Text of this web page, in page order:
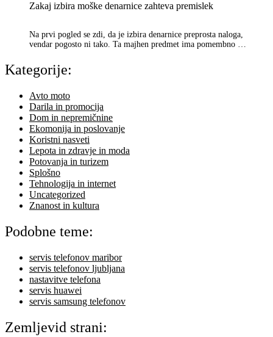
Zakaj izbira moške denarnice zahteva premislek
Na prvi pogled se zdi, da je izbira denarnice preprosta naloga,
vendar pogosto ni tako. Ta majhen predmet ima pomembno …
Kategorije:
Avto moto
Darila in promocija
Dom in nepremičnine
Ekomonija in poslovanje
Koristni nasveti
Lepota in zdravje in moda
Potovanja in turizem
Splošno
Tehnologija in internet
Uncategorized
Znanost in kultura
Podobne teme:
servis telefonov maribor
servis telefonov ljubljana
nastavitve telefona
servis huawei
servis samsung telefonov
Zemljevid strani: